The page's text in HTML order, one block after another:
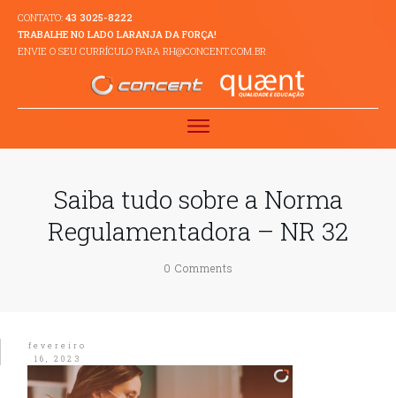
CONTATO: 43 3025-8222
TRABALHE NO LADO LARANJA DA FORÇA!
ENVIE O SEU CURRÍCULO PARA RH@CONCENT.COM.BR
Saiba tudo sobre a Norma
Regulamentadora – NR 32
0 Comments
fevereiro
16, 2023